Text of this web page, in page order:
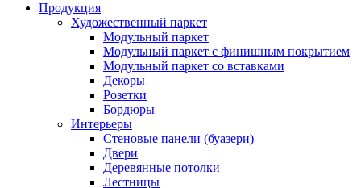
Продукция
Художественный паркет
Модульный паркет
Модульный паркет с финишным покрытием
Модульный паркет со вставками
Декоры
Розетки
Бордюры
Интерьеры
Стеновые панели (буазери)
Двери
Деревянные потолки
Лестницы